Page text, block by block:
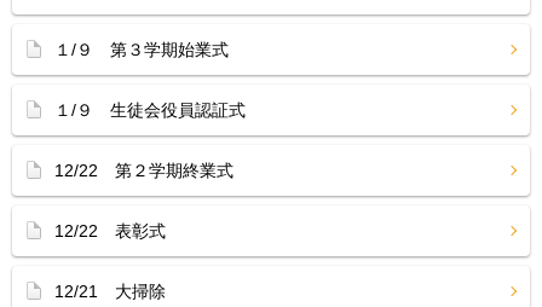
１/９ 第３学期始業式
１/９ 生徒会役員認証式
12/22 第２学期終業式
12/22 表彰式
12/21 大掃除